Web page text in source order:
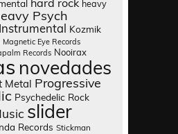
hard rock heavy
Psych
Instrumental Kozmik
Magnetic Eye Records
Records Nooirax
novedades
Metal Progressive
Psychedelic Rock
slider
Records Stickman